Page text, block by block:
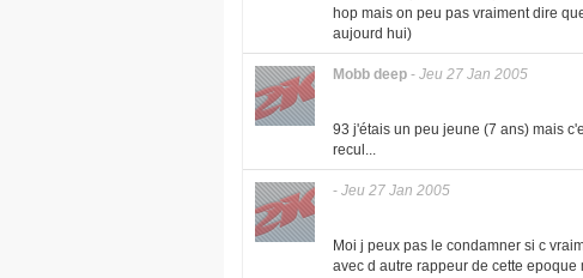
hop mais on peu pas vraiment dire
aujourd hui)
Mobb deep - Jeu 27 Jan 2005
93 j'étais un peu jeune (7 ans) mais
recul...
- Jeu 27 Jan 2005
Moi j peux pas le condamner si c
avec d autre rappeur de cette epoque